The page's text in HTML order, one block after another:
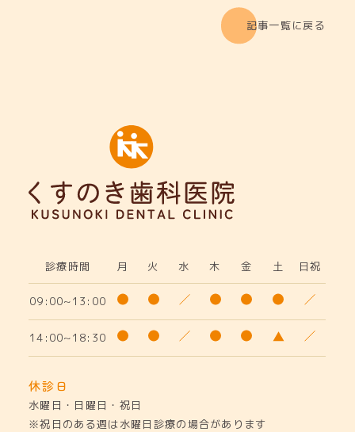
記事一覧に戻る
診療時間 月 火 水 木 金 土 日祝
09:00~13:00
14:00~18:30
休診日
水曜日・日曜日・祝日
※祝日のある週は水曜日診療の場合があります